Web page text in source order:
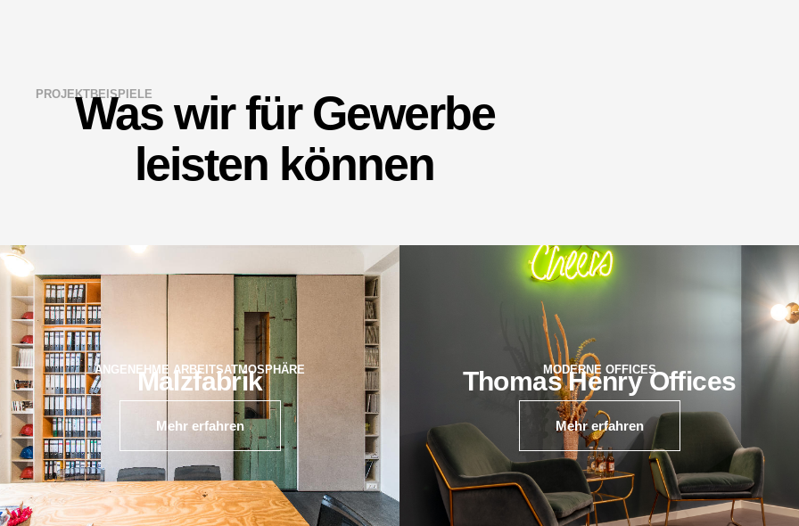
PROJEKTBEISPIELE
Was wir für Gewerbe
leisten können
ANGENEHME ARBEITSATMOSPHÄRE
Malzfabrik
Mehr erfahren
MODERNE OFFICES
Thomas Henry Offices
Mehr erfahren